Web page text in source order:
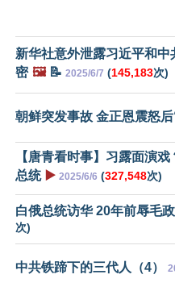
新华社意外泄露习近平和中
密 🖼️📝 2025/6/7 (145,183次)
朝鲜突发事故 金正恩震怒
【唐青看时事】习露面演
总统 ▶️ 2025/6/6 (327,548次)
白俄总统访华 20年前辱毛
次)
中共铁蹄下的三代人（4）